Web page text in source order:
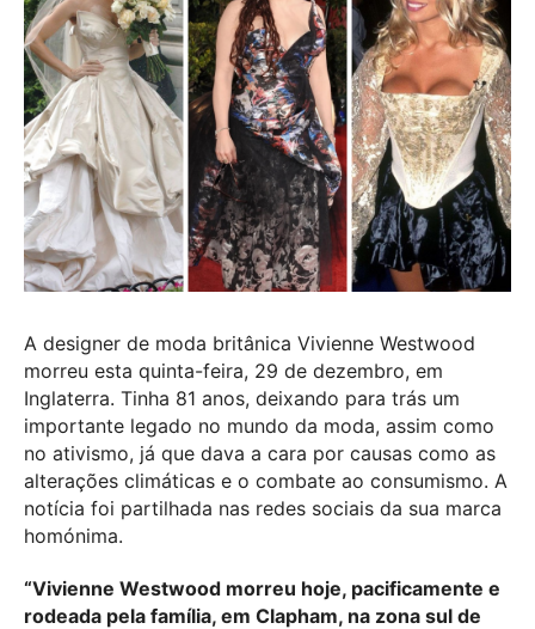
A designer de moda britânica Vivienne Westwood
morreu esta quinta-feira, 29 de dezembro, em
Inglaterra. Tinha 81 anos, deixando para trás um
importante legado no mundo da moda, assim como
no ativismo, já que dava a cara por causas como as
alterações climáticas e o combate ao consumismo. A
notícia foi partilhada nas redes sociais da sua marca
homónima.
“Vivienne Westwood morreu hoje, pacificamente e
rodeada pela família, em Clapham, na zona sul de